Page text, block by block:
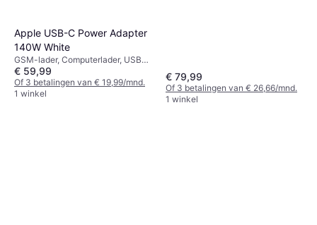
Apple USB-C Power Adapter
140W White
GSM-lader, Computerlader, USB-
C
€ 59,99
Of 3 betalingen van € 19,99/mnd.
1 winkel
€ 79,99
Of 3 betalingen van € 26,66/mnd.
1 winkel